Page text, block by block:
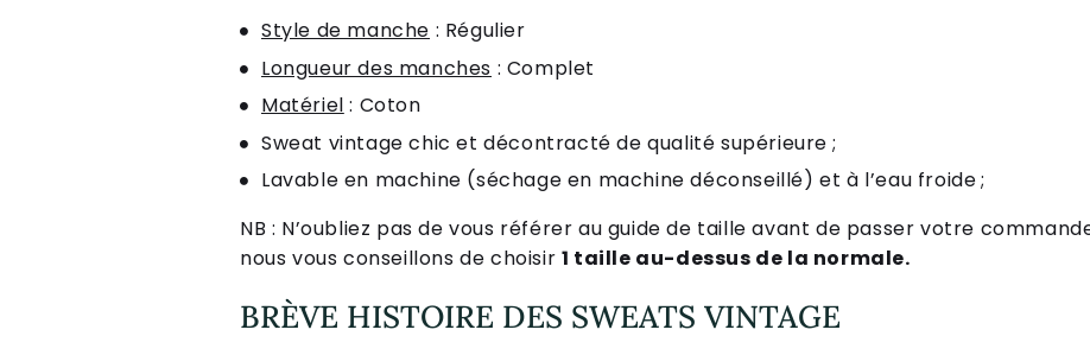
Style de manche : Régulier
Longueur des manches : Complet
Matériel : Coton
Sweat vintage chic et décontracté de qualité supérieure ;
Lavable en machine (séchage en machine déconseillé) et à l’eau froide ;
NB : N’oubliez pas de vous référer au guide de taille avant de passer votre
nous vous conseillons de choisir 1 taille au-dessus de la normale.
BRÈVE HISTOIRE DES SWEATS VINTAGE